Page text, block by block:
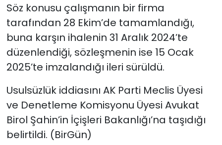
Söz konusu çalışmanın bir firma
tarafından 28 Ekim’de tamamlandığı,
buna karşın ihalenin 31 Aralık 2024’te
düzenlendiği, sözleşmenin ise 15 Ocak
2025’te imzalandığı ileri sürüldü.
Usulsüzlük iddiasını AK Parti Meclis Üyesi
ve Denetleme Komisyonu Üyesi Avukat
Birol Şahin’in İçişleri Bakanlığı’na taşıdığı
belirtildi. (BirGün)